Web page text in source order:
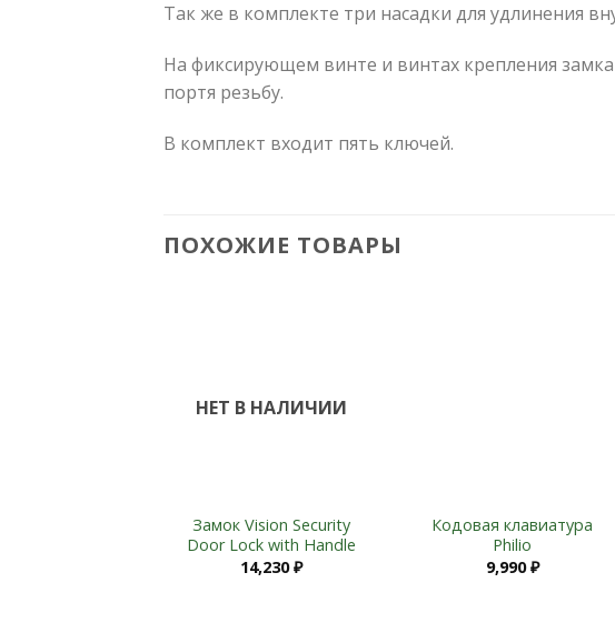
Так же в комплекте три насадки для удлинения
На фиксирующем винте и винтах крепления
портя резьбу.
В комплект входит пять ключей.
ПОХОЖИЕ ТОВАРЫ
НЕТ В НАЛИЧИИ
Замок Vision Security
Door Lock with Handle
14,230₽
Кодовая клавиатура
Philio
9,990₽